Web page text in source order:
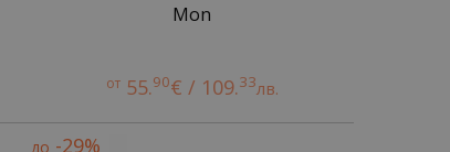
Mon
от 55.90€ / 109.33лв.
до -29%